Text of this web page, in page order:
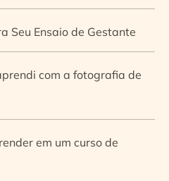
Seu Ensaio de Gestante
com a fotografia de
em um curso de